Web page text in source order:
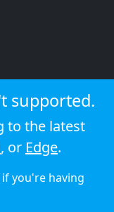
supported.
to the latest
, or Edge.
you're having